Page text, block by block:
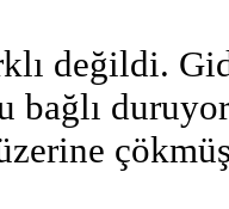
değildi.
bağlı